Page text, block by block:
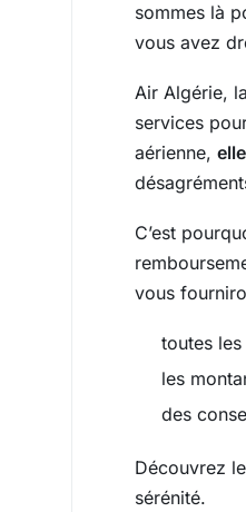
sommes là
vous avez
Air Algérie,
services
aérienne,
C’est
vous
toutes
les
des
Découvrez
sérénité.